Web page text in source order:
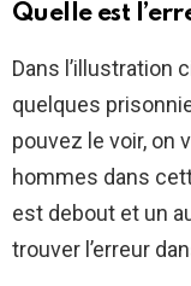
Quelle est
Dans l’illustration
quelques
pouvez le voir, on
hommes dans
est debout et un
trouver l’erreur